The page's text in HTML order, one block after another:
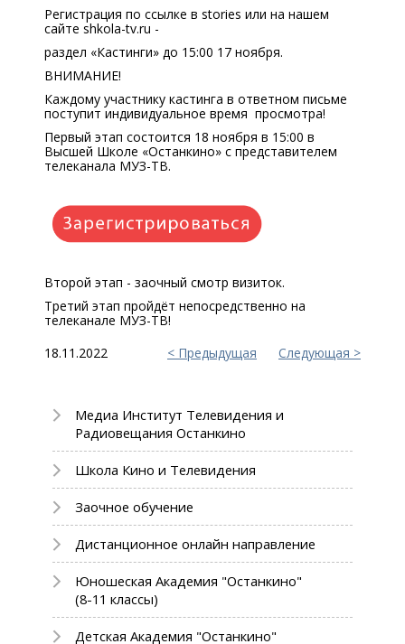
Регистрация по ссылке в stories или на нашем
сайте shkola-tv.ru -
раздел «Кастинги» до 15:00 17 ноября.
ВНИМАНИЕ!
Каждому участнику кастинга в ответном письме
поступит индивидуальное время просмотра!
Первый этап состоится 18 ноября в 15:00 в
Высшей Школе «Останкино» с представителем
телеканала МУЗ-ТВ.
Второй этап - заочный смотр визиток.
Третий этап пройдёт непосредственно на
телеканале МУЗ-ТВ!
18.11.2022
Предыдущая Следующая
Медиа Институт Телевидения и
Радиовещания Останкино
Школа Кино и Телевидения
Заочное обучение
Дистанционное онлайн направление
Юношеская Академия "Останкино"
(8-11 классы)
Детская Академия "Останкино"